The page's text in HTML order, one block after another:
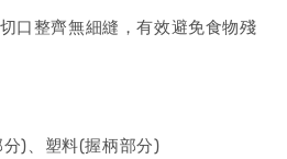
口整齊無細縫，有效避免食物殘
)、塑料(握柄部分)